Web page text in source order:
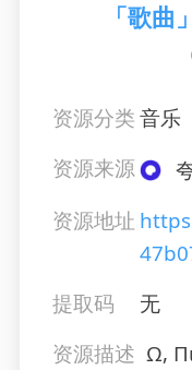
「歌
资源分类音乐
资源来源
资源地址
提取码
无
资源描述 Ω,